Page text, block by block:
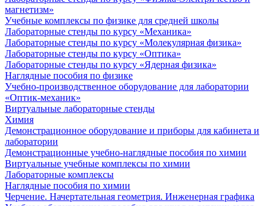
магнетизм»
Учебные комплексы по физике для средней школы
Лабораторные стенды по курсу «Механика»
Лабораторные стенды по курсу «Молекулярная физика»
Лабораторные стенды по курсу «Оптика»
Лабораторные стенды по курсу «Ядерная физика»
Наглядные пособия по физике
Учебно-производственное оборудование для лаборатории
«Оптик-механик»
Виртуальные лабораторные стенды
Химия
Демонстрационное оборудование и приборы для кабинета и
лаборатории
Демонстрационные учебно-наглядные пособия по химии
Виртуальные учебные комплексы по химии
Лабораторные комплексы
Наглядные пособия по химии
Черчение. Начертательная геометрия. Инженерная графика